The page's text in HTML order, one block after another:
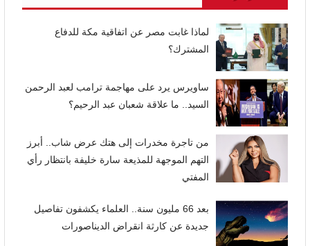
لماذا غابت مصر عن اتفاقية مكة للدفاع
المشترك؟
ساويرس يرد على مهاجمة ترامب لعبد الرحمن
السيد.. ما علاقة شعبان عبد الرحيم؟
من تاجرة مخدرات إلى هتك عرض شاب.. أبرز
التهم الموجهة للمذيعة سارة خليفة بانتظار رأي
المفتي
بعد 66 مليون سنة.. العلماء يكشفون تفاصيل
جديدة عن كارثة انقراض الديناصورات